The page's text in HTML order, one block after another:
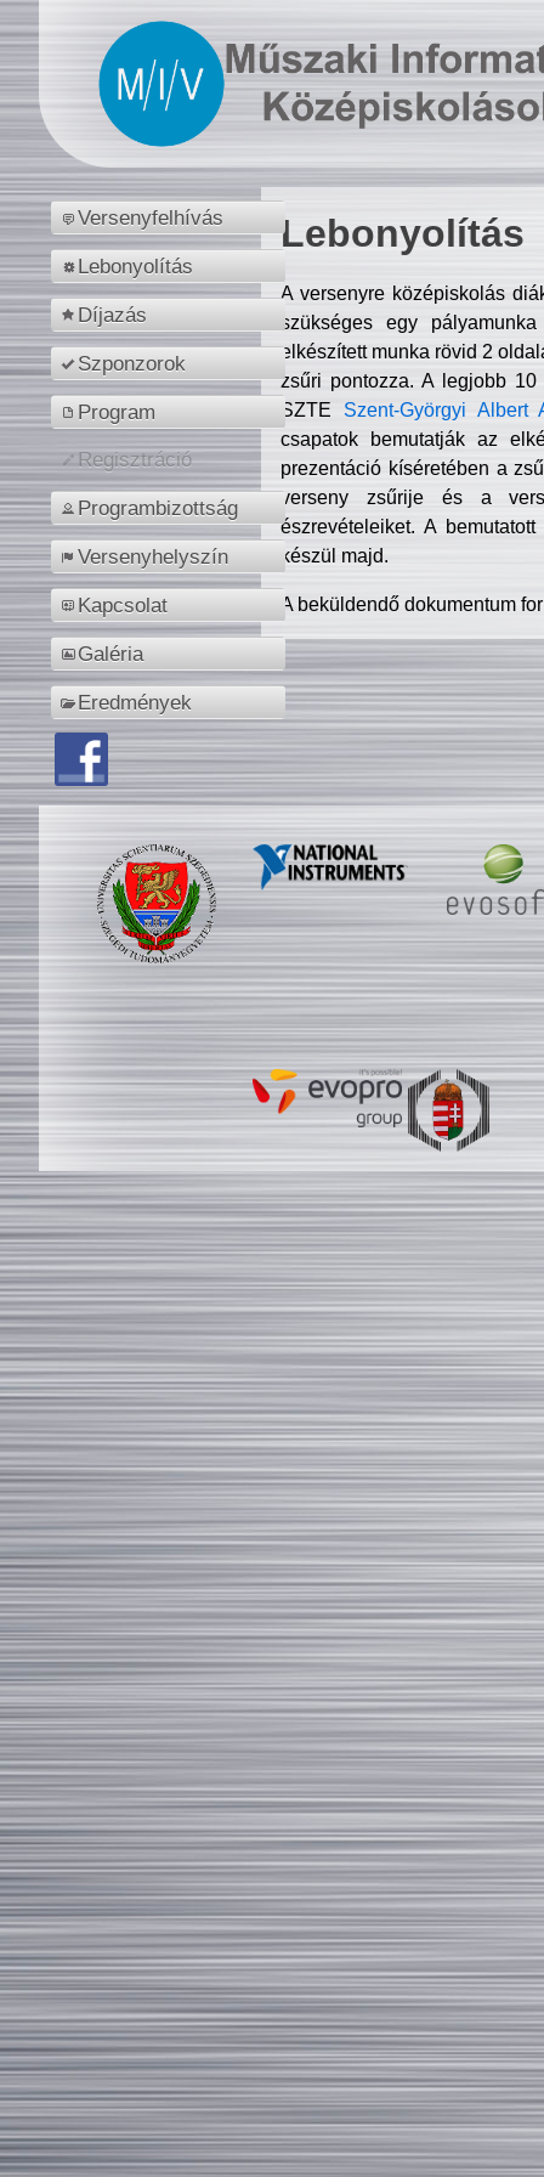
Versenyfelhívás
Lebonyolítás
Díjazás
Szponzorok
Program
Regisztráció
Programbizottság
Versenyhelyszín
Kapcsolat
Galéria
Eredmények
Lebonyolítás
A versenyre középiskolás
szükséges egy
elkészített munka rövid 2
zsűri pontozza. A legjobb
SZTE Szent-Györgyi Albert
csapatok bemutatják az
prezentáció kíséretében a
verseny zsűrije és a
észrevételeiket. A
készül majd.
A beküldendő dokumentum